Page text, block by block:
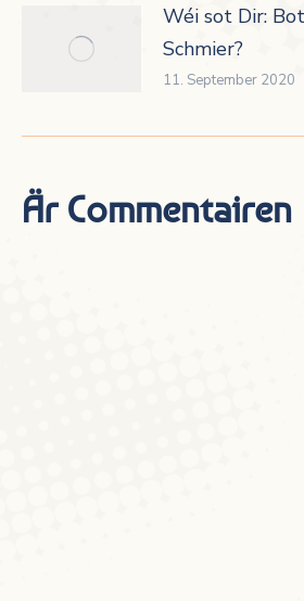
Wéi sot Dir:
Schmier?
11. September 2020
Är Commentairen